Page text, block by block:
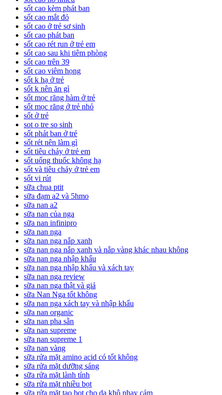
sốt cao kèm phát ban
sốt cao mắt đỏ
sốt cao ở trẻ sơ sinh
sốt cao phát ban
sốt cao rét run ở trẻ em
sốt cao sau khi tiêm phòng
sốt cao trên 39
sốt cao viêm họng
sốt k hạ ở trẻ
sốt k nên ăn gì
sốt mọc răng hàm ở trẻ
sốt mọc răng ở trẻ nhỏ
sốt ở trẻ
sot o tre so sinh
sốt phát ban ở trẻ
sốt rét nên làm gì
sốt tiêu chảy ở trẻ em
sốt uống thuốc không hạ
sốt và tiêu chảy ở trẻ em
sốt vi rút
sữa chua ptit
sữa đạm a2 và 5hmo
sữa nan a2
sữa nan của nga
sữa nan infinipro
sữa nan nga
sữa nan nga nắp xanh
sữa nan nga nắp xanh và nắp vàng khác nhau không
sữa nan nga nhập khẩu
sữa nan nga nhập khẩu và xách tay
sữa nan nga review
sữa nan nga thật và giả
sữa Nan Nga tốt không
sữa nan nga xách tay và nhập khẩu
sữa nan organic
sữa nan pha sẵn
sữa nan supreme
sữa nan supreme 1
sữa nan vàng
sữa rửa mặt amino acid có tốt không
sữa rửa mặt dưỡng sáng
sữa rửa mặt lành tính
sữa rửa mặt nhiều bọt
sữa rửa mặt tạo bọt cho da khô nhạy cảm